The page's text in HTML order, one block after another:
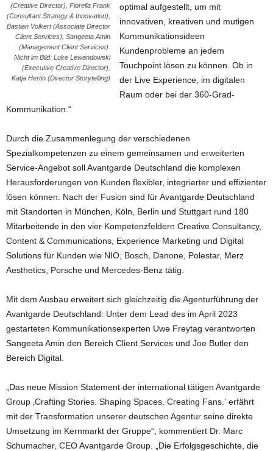
(Creative Director), Fiorella Frank
(Consultant Strategy & Innovation),
Bastian Volkert (Associate Director
Client Services), Sangeeta Amin
(Management Client Services).
Nicht im Bild: Luke Lewandowski
(Executive Creative Director),
Katja Hertin (Director Storytelling)
optimal aufgestellt, um mit
innovativen, kreativen und mutigen
Kommunikationsideen
Kundenprobleme an jedem
Touchpoint lösen zu können. Ob in
der Live Experience, im digitalen
Raum oder bei der 360-Grad-
Kommunikation.“
Durch die Zusammenlegung der verschiedenen
Spezialkompetenzen zu einem gemeinsamen und erweiterten
Service-Angebot soll Avantgarde Deutschland die komplexen
Herausforderungen von Kunden flexibler, integrierter und effizienter
lösen können. Nach der Fusion sind für Avantgarde Deutschland
mit Standorten in München, Köln, Berlin und Stuttgart rund 180
Mitarbeitende in den vier Kompetenzfeldern Creative Consultancy,
Content & Communications, Experience Marketing und Digital
Solutions für Kunden wie NIO, Bosch, Danone, Polestar, Merz
Aesthetics, Porsche und Mercedes-Benz tätig.
Mit dem Ausbau erweitert sich gleichzeitig die Agenturführung der
Avantgarde Deutschland: Unter dem Lead des im April 2023
gestarteten Kommunikationsexperten Uwe Freytag verantworten
Sangeeta Amin den Bereich Client Services und Joe Butler den
Bereich Digital.
„Das neue Mission Statement der international tätigen Avantgarde
Group ‚Crafting Stories. Shaping Spaces. Creating Fans.‘ erfährt
mit der Transformation unserer deutschen Agentur seine direkte
Umsetzung im Kernmarkt der Gruppe“, kommentiert Dr. Marc
Schumacher, CEO Avantgarde Group. „Die Erfolgsgeschichte, die